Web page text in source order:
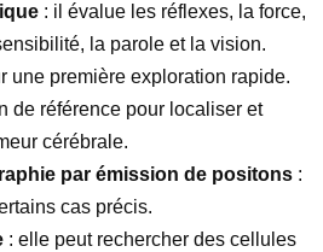
: il évalue les réflexes, la force,
la parole et la vision.
une première exploration rapide.
de référence pour localiser et
cérébrale.
par émission de positons :
cas précis.
: elle peut rechercher des cellules